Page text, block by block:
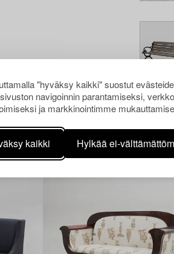
"hyväksy kaikki" suostut
navigoinnin parantamiseksi,
ja markkinointimme
kaikki Hylkää ei-
Muiden katsomia